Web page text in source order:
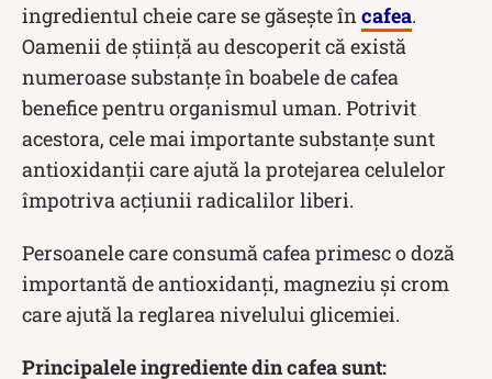
ingredientul cheie care se găsește în cafea.
Oamenii de știință au descoperit că există
numeroase substanțe în boabele de cafea
benefice pentru organismul uman. Potrivit
acestora, cele mai importante substanțe sunt
antioxidanții care ajută la protejarea celulelor
împotriva acțiunii radicalilor liberi.
Persoanele care consumă cafea primesc o doză
importantă de antioxidanți, magneziu și crom
care ajută la reglarea nivelului glicemiei.
Principalele ingrediente din cafea sunt: